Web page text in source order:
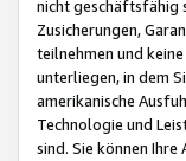
nicht geschäftsfähig
Zusicherungen,
teilnehmen und
unterliegen, in dem
amerikanische
Technologie und
sind. Sie können